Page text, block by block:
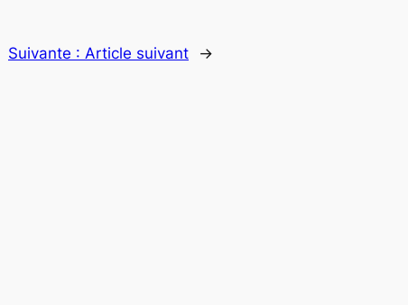
Suivante : Article suivant →